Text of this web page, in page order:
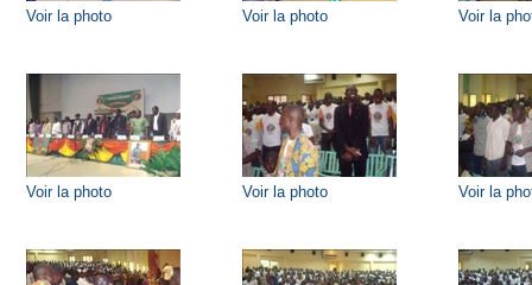
Voir la photo Voir la photo Voir la
Voir la photo Voir la photo Voir la